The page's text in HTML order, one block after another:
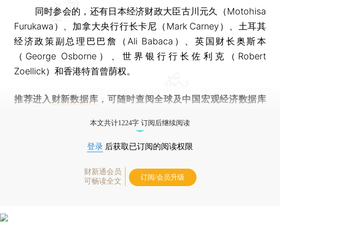
同时参会的，还有日本经济财政大臣古川元久（Motohisa
Furukawa）、加拿大央行行长卡尼（Mark Carney）、土耳其
经济政策副总理巴巴詹（Ali Babaca）、英国财长奥斯本
（George Osborne）、世界银行行长佐利克（Robert
Zoellick）和香港特首曾荫权。
推荐进入 财新数据库 ，可随时查阅全球及中国宏观经济数据库
本文共计1224字 订阅后继续阅读
登录 后获取已订阅的阅读权限
财新通会员
可畅读全文
订阅/会员升级